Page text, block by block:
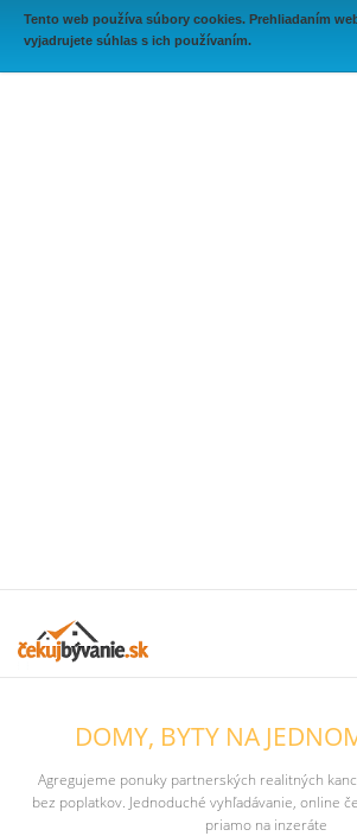
Tento web používa súbory cookies. Prehliadaním
vyjadrujete súhlas s ich používaním.
DOMY, BYTY NA
Agregujeme ponuky partnerských realitných
bez poplatkov. Jednoduché vyhľadávanie, online
priamo na inzeráte